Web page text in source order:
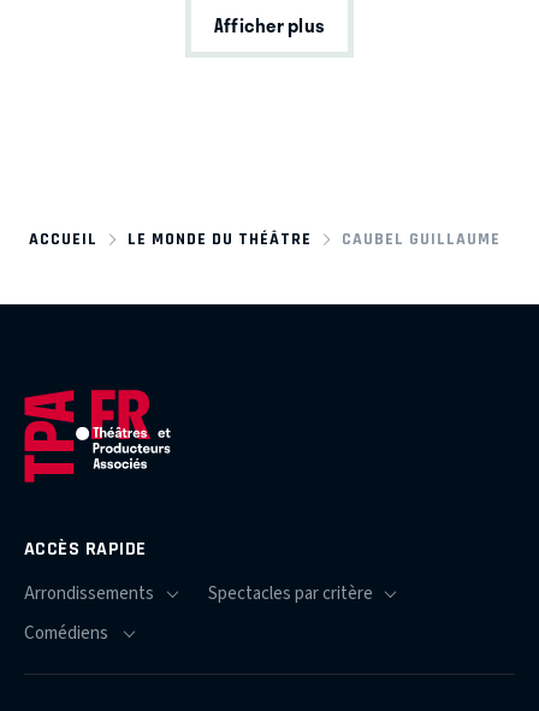
Afficher plus
ACCUEIL LE MONDE DU THÉÂTRE CAUBEL GUILLAUME
ACCÈS RAPIDE